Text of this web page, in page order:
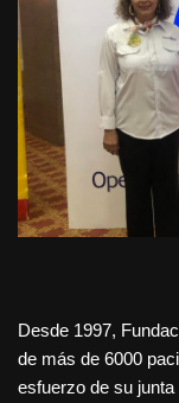
Desde 1997,
de más de 6000
esfuerzo de su